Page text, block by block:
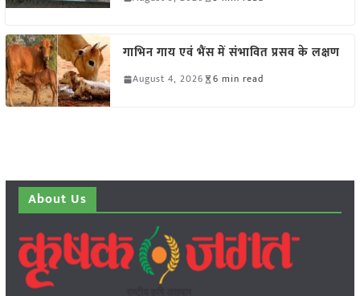
गाभिन गाय एवं भैंस में संभावित प्रसव के लक्षण
August 4, 2026 6 min read
About Us